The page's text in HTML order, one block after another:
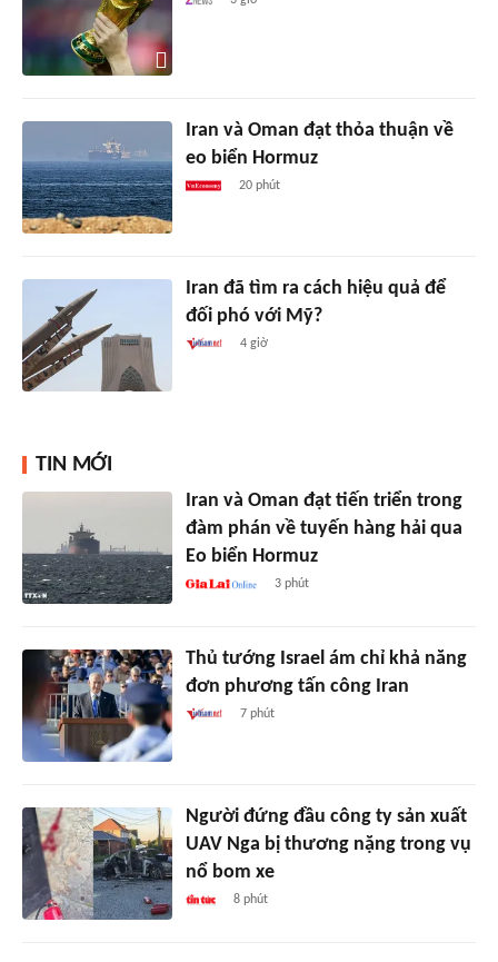
Iran và Oman đạt thỏa thuận về
eo biển Hormuz
20 phút
Iran đã tìm ra cách hiệu quả để
đối phó với Mỹ?
4 giờ
TIN MỚI
Iran và Oman đạt tiến triển trong
đàm phán về tuyến hàng hải qua
Eo biển Hormuz
3 phút
Thủ tướng Israel ám chỉ khả năng
đơn phương tấn công Iran
7 phút
Người đứng đầu công ty sản xuất
UAV Nga bị thương nặng trong vụ
nổ bom xe
8 phút